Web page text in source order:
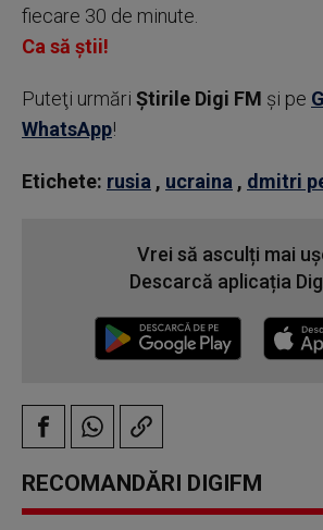
fiecare 30 de minute.
Ca să știi!
Puteţi urmări Știrile Digi FM şi pe
WhatsApp!
Etichete: rusia , ucraina , dmitri
Vrei să asculți mai
Descarcă aplicația
RECOMANDĂRI DIGIFM